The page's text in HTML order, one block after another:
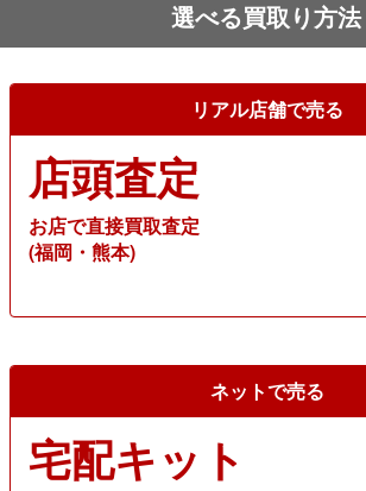
選べる買取り方法
リアル店舗で売る
店頭査定
お店で直接買取査定
(福岡・熊本)
ネットで売る
宅配キット